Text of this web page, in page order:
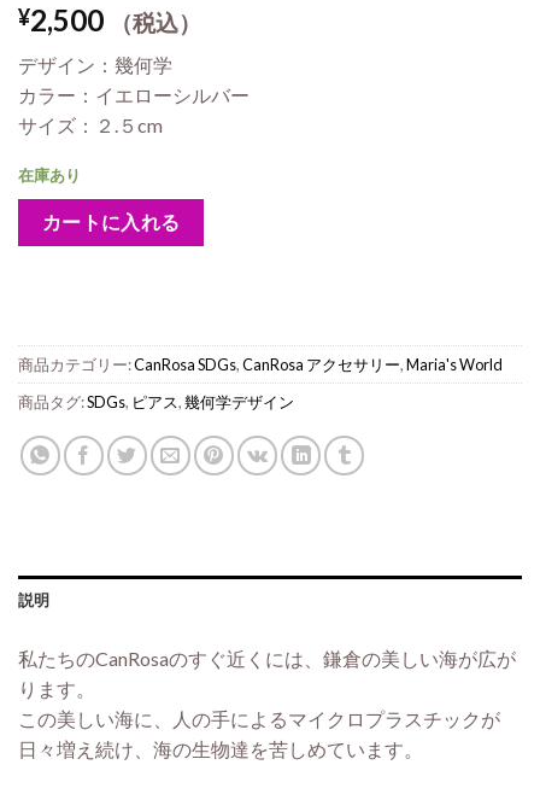
¥2,500 （税込）
デザイン：幾何学
カラー：イエローシルバー
サイズ：２.５cm
在庫あり
カートに入れる
商品カテゴリー:CanRosa SDGs,CanRosa アクセサリー,Maria's World
商品タグ:SDGs, ピアス,幾何学デザイン
説明
私たちのCanRosaのすぐ近くには、鎌倉の美しい海が広が
ります。
この美しい海に、人の手によるマイクロプラスチックが
日々増え続け、海の生物達を苦しめています。